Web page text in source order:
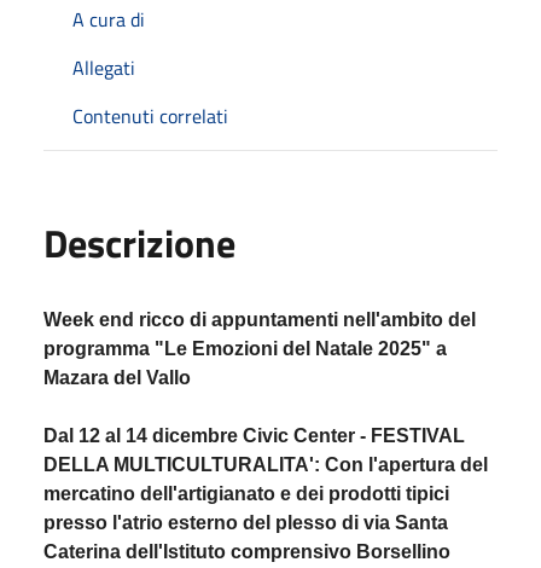
A cura di
Allegati
Contenuti correlati
Descrizione
Week end ricco di appuntamenti nell'ambito del
programma "Le Emozioni del Natale 2025" a
Mazara del Vallo
Dal 12 al 14 dicembre Civic Center - FESTIVAL
DELLA MULTICULTURALITA': Con l'apertura del
mercatino dell'artigianato e dei prodotti tipici
presso l'atrio esterno del plesso di via Santa
Caterina dell'Istituto comprensivo Borsellino